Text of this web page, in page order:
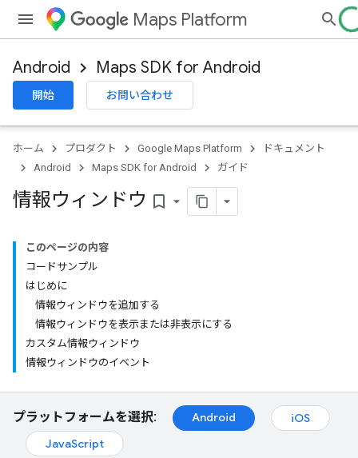
Maps Platform
Android Maps SDK for Android
開始 お問い合わせ
ホーム プロダクト Google Maps Platform
ドキュメント
Android
Maps SDK for Android ガイド
情報ウィンドウ bookmark_border
このページの内容
コードサンプル
はじめに
情報ウィンドウを追加する
情報ウィンドウを表示または非表示にする
カスタム情報ウィンドウ
情報ウィンドウのイベント
プラットフォームを選択: Android
iOS
JavaScript